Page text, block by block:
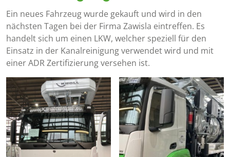
Ein neues Fahrzeug wurde gekauft und wird in den
nächsten Tagen bei der Firma Zawisla eintreffen. Es
handelt sich um einen LKW, welcher speziell für den
Einsatz in der Kanalreinigung verwendet wird und mit
einer ADR Zertifizierung versehen ist.